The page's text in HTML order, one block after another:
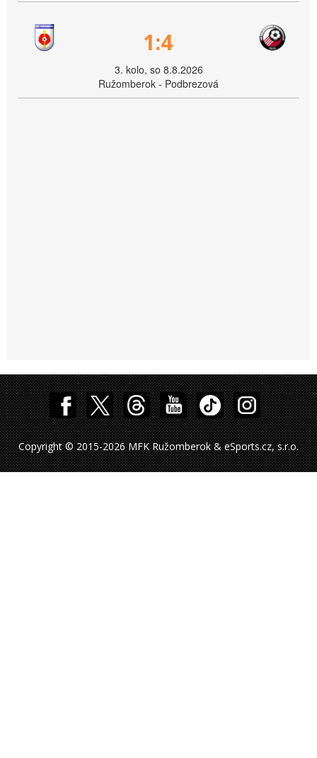
1:4
3. kolo, so 8.8.2026
Ružomberok - Podbrezová
Copyright © 2015-2026 MFK Ružomberok & eSports.cz, s.r.o.